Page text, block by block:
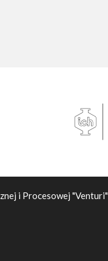
i Procesowej "Venturi"